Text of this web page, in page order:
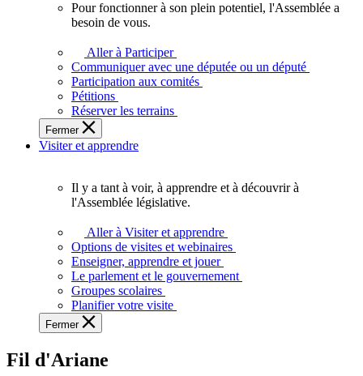
plein
potentiel,
l'Assemblée
a
besoin
de
Pour fonctionner à son plein potentiel, l'Assemblée a
besoin de vous.
Aller à Participer
Communiquer avec une députée ou un député
Participation aux comités
Pétitions
Réserver les terrains
Fermer
Visiter et apprendre
voir,
apprendre
et
à
à
Il y a tant à voir, à apprendre et à découvrir à
l'Assemblée législative.
Aller à Visiter et apprendre
Options de visites et webinaires
Enseigner, apprendre et jouer
Le parlement et le gouvernement
Groupes scolaires
Planifier votre visite
Fermer
Fil d'Ariane